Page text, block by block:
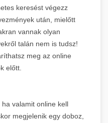
keresést végezz
után, mielőtt
vannak olyan
talán nem is tudsz!
meg az online
előtt.
valamit online kell
megjelenik egy doboz,